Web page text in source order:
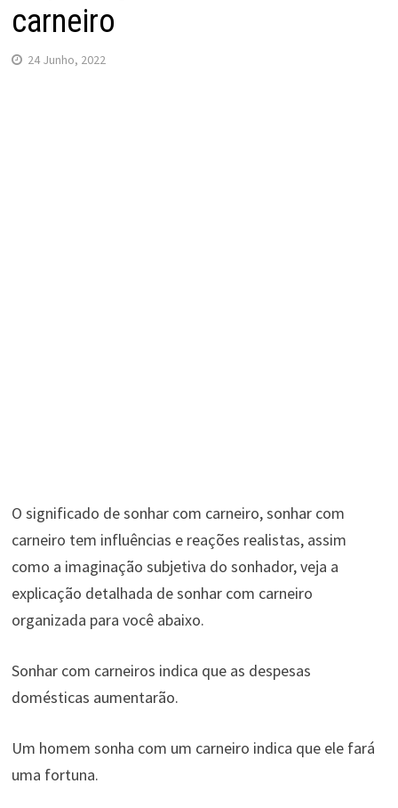
carneiro
24 Junho, 2022
O significado de sonhar com carneiro, sonhar com
carneiro tem influências e reações realistas, assim
como a imaginação subjetiva do sonhador, veja a
explicação detalhada de sonhar com carneiro
organizada para você abaixo.
Sonhar com carneiros indica que as despesas
domésticas aumentarão.
Um homem sonha com um carneiro indica que ele fará
uma fortuna.